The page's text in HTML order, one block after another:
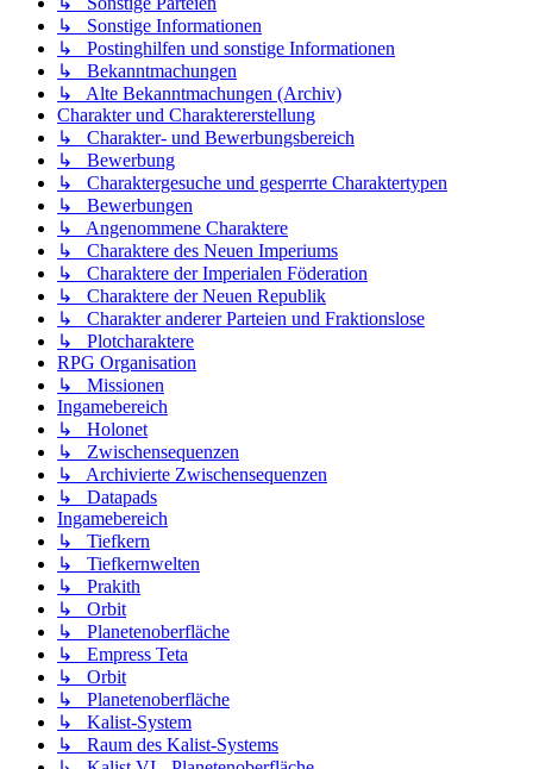
↳ Sonstige Informationen
↳ Postinghilfen und sonstige Informationen
↳ Bekanntmachungen
↳ Alte Bekanntmachungen (Archiv)
Charakter und Charaktererstellung
↳ Charakter- und Bewerbungsbereich
↳ Bewerbung
↳ Charaktergesuche und gesperrte Charaktertypen
↳ Bewerbungen
↳ Angenommene Charaktere
↳ Charaktere des Neuen Imperiums
↳ Charaktere der Imperialen Föderation
↳ Charaktere der Neuen Republik
↳ Charakter anderer Parteien und Fraktionslose
↳ Plotcharaktere
RPG Organisation
↳ Missionen
Ingamebereich
↳ Holonet
↳ Zwischensequenzen
↳ Archivierte Zwischensequenzen
↳ Datapads
Ingamebereich
↳ Tiefkern
↳ Tiefkernwelten
↳ Prakith
↳ Orbit
↳ Planetenoberfläche
↳ Empress Teta
↳ Orbit
↳ Planetenoberfläche
↳ Kalist-System
↳ Raum des Kalist-Systems